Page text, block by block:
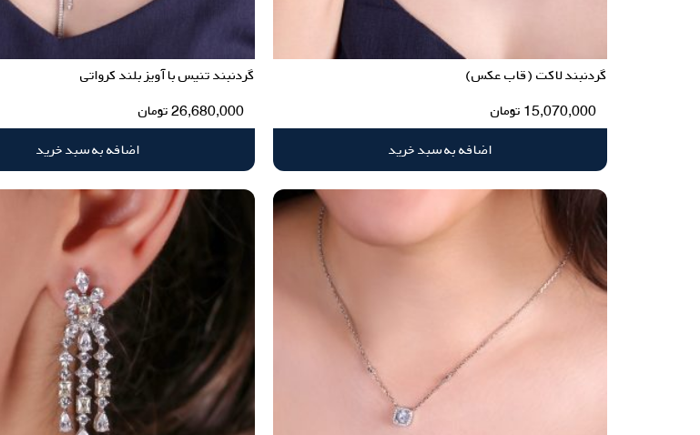
گردنبند لاکت (قاب عکس)
15,070,000 تومان
اضافه به سبد خرید
گردنبند تنیس با آویز بلند کرواتی
26,680,000تومان
اضافه به سبد خرید